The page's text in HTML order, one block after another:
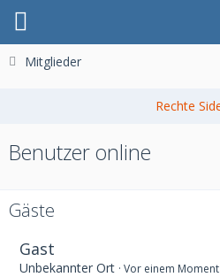
Mitglieder
Benutzer online
Gäste
Gast
Unbekannter Ort Vor einem Moment